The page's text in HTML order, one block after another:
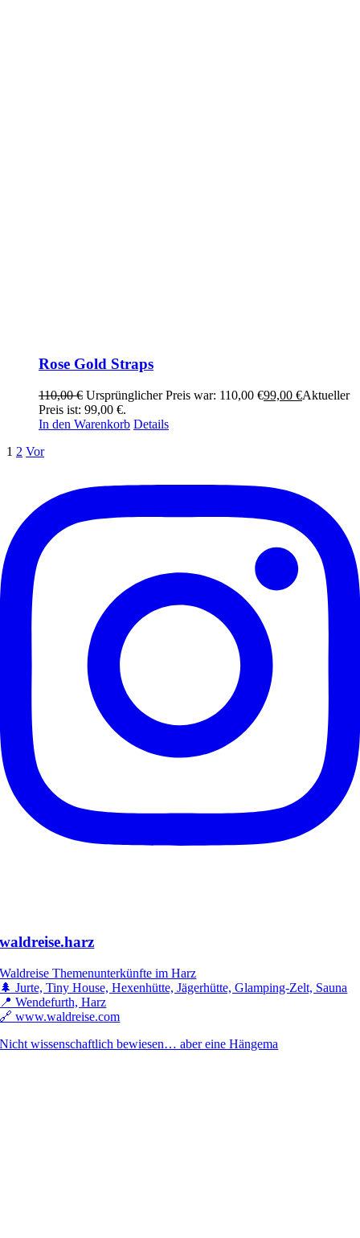
Rose Gold Straps
110,00€ Ursprünglicher Preis war: 110,00 €99,00 €Aktueller
Preis ist: 99,00 €.
In den Warenkorb Details
1 2 Vor
waldreise.harz
Waldreise Themenunterkünfte im Harz
🌲 Jurte, Tiny House, Hexenhütte, Jägerhütte, Glamping-Zelt, Sauna
📍 Wendefurth, Harz
🔗 www.waldreise.com
Nicht wissenschaftlich bewiesen… aber eine Hängema